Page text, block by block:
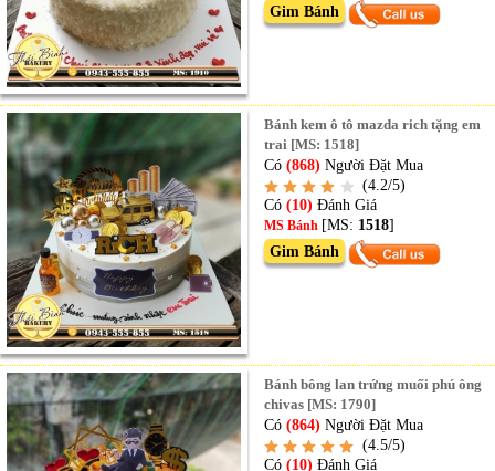
Gim Bánh
Bánh kem ô tô mazda rich tặng em
trai [MS: 1518]
Có(868) Người Đặt Mua
(4.2/5)
Có (10)Đánh Giá
MS Bánh [MS: 1518]
Gim Bánh
Bánh bông lan trứng muối phú ông
chivas [MS: 1790]
Có(864) Người Đặt Mua
(4.5/5)
Có (10)Đánh Giá